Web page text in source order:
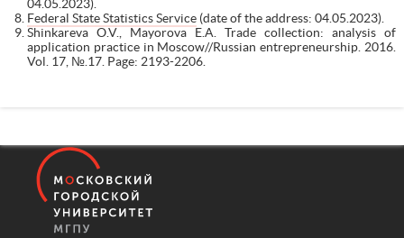
04.05.2023).
Federal State Statistics Service(date of the address: 04.05.2023).
Shinkareva O.V., Mayorova E.A. Trade collection: analysis of
application practice in Moscow//Russian entrepreneurship. 2016.
Vol. 17, №.17. Page: 2193-2206.